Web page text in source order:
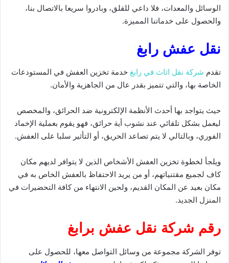
الوسائل والمعدات، فلا داعي للقلق، وبادروا سريعا بالاتصال بنا،
والحصول على خدماتنا المميزة.
نقل عفش رابغ
تقدم شركة نقل اثاث في رابغ خدمة تخزين العفش في المستودعات
الخاصة بها، والتي تتميز بقدر عال من الجاهزية والأمان.
حيث يتواجد بها أحدث الأنظمة الإلكترونية ضد الحرائق، والمخصص
ليعمل بشكل تلقائي عند نشوب أية حرائق، فهو يقوم بعملية الإخماد
الفوري، وبالتالي لا يتم تصاعد الحريق، أو التأثير سلبا على العفش.
ويلجأ لخطوة تخزين العفش الأشخاص الذين لا يتوافر لديهم مكان
كاف لجميع مقتنياتهم، أو من يريد الاحتفاظ بالعفش الخاص به في
مكان بعيد عن المكان القديم، ولحين الانتهاء من كافة التحضيرات في
المنزل الجديد.
رقم شركة نقل عفش برابغ
توفر الشركة مجموعة من وسائل التواصل معها، للحصول على